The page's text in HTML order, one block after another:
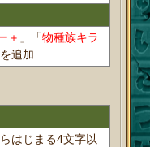
＋ 」「物種族キラ
を追加
はじまる4文字以